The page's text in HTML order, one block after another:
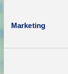
Marketing